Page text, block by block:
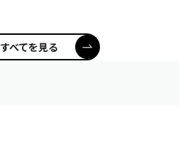
すべてを見る